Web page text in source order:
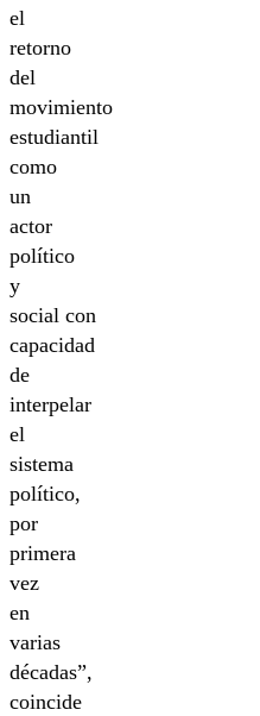
el
retorno
del
movimiento
estudiantil
como
un
actor
político
y
social con
capacidad
de
interpelar
el
sistema
político,
por
primera
vez
en
varias
décadas”,
coincide